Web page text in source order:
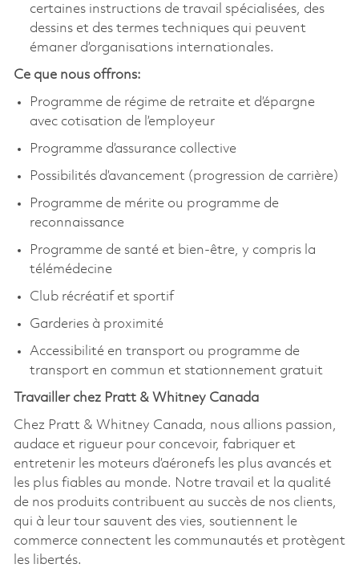
certaines instructions de travail spécialisées, des
dessins et des termes techniques qui peuvent
émaner d’organisations internationales.
Ce que nous offrons:
Programme de régime de retraite et d’épargne
avec cotisation de l’employeur
Programme d’assurance collective
Possibilités d’avancement (progression de carrière)
Programme de mérite ou programme de
reconnaissance
Programme de santé et bien-être, y compris la
télémédecine
Club récréatif et sportif
Garderies à proximité
Accessibilité en transport ou programme de
transport en commun et stationnement gratuit
Travailler chez Pratt & Whitney Canada
Chez Pratt & Whitney Canada, nous allions passion,
audace et rigueur pour concevoir, fabriquer et
entretenir les moteurs d’aéronefs les plus avancés et
les plus fiables au monde. Notre travail et la qualité
de nos produits contribuent au succès de nos clients,
qui à leur tour sauvent des vies, soutiennent le
commerce connectent les communautés et protègent
les libertés.